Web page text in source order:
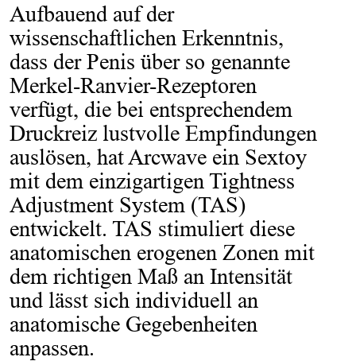
Aufbauend auf der
wissenschaftlichen Erkenntnis,
dass der Penis über so genannte
Merkel-Ranvier-Rezeptoren
verfügt, die bei entsprechendem
Druckreiz lustvolle Empfindungen
auslösen, hat Arcwave ein Sextoy
mit dem einzigartigen Tightness
Adjustment System (TAS)
entwickelt. TAS stimuliert diese
anatomischen erogenen Zonen mit
dem richtigen Maß an Intensität
und lässt sich individuell an
anatomische Gegebenheiten
anpassen.